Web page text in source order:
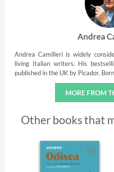
Andrea
Andrea Camilleri is widely
living Italian writers. His
published in the UK by Picador.
MORE FROM
Other books that